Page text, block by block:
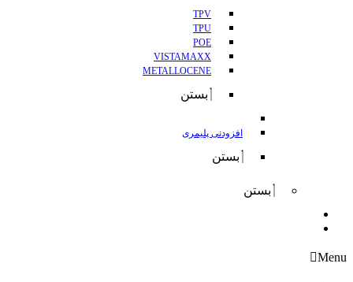
TPV
TPU
POE
VISTAMAXX
METALLOCENE
بستن
افزودنی پلیمری
بستن
بستن
Menu